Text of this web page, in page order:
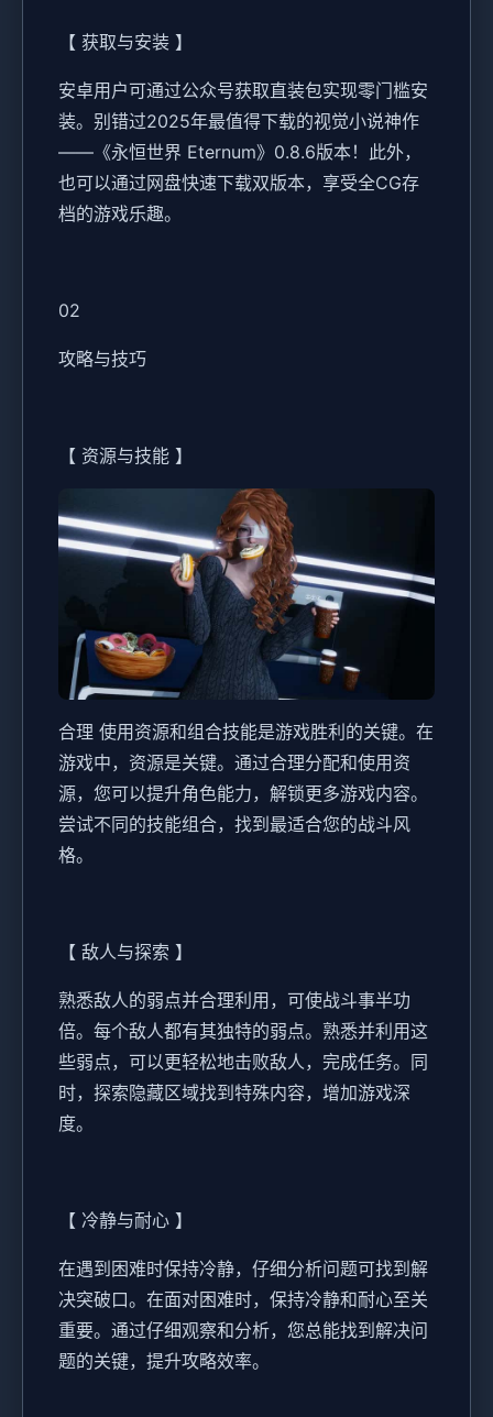
【 获取与安装 】
安卓用户可通过公众号获取直装包实现零门槛安
装。别错过2025年最值得下载的视觉小说神作
——《永恒世界 Eternum》0.8.6版本！此外，
也可以通过网盘快速下载双版本，享受全CG存
档的游戏乐趣。
02
攻略与技巧
【 资源与技能 】
合理 使用资源和组合技能是游戏胜利的关键。在
游戏中，资源是关键。通过合理分配和使用资
源，您可以提升角色能力，解锁更多游戏内容。
尝试不同的技能组合，找到最适合您的战斗风
格。
【 敌人与探索 】
熟悉敌人的弱点并合理利用，可使战斗事半功
倍。每个敌人都有其独特的弱点。熟悉并利用这
些弱点，可以更轻松地击败敌人，完成任务。同
时，探索隐藏区域找到特殊内容，增加游戏深
度。
【 冷静与耐心 】
在遇到困难时保持冷静，仔细分析问题可找到解
决突破口。在面对困难时，保持冷静和耐心至关
重要。通过仔细观察和分析，您总能找到解决问
题的关键，提升攻略效率。